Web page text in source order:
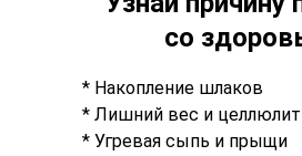
со
* Накопление шлаков
* Лишний вес и целлюлит
* Угревая сыпь и прыщи